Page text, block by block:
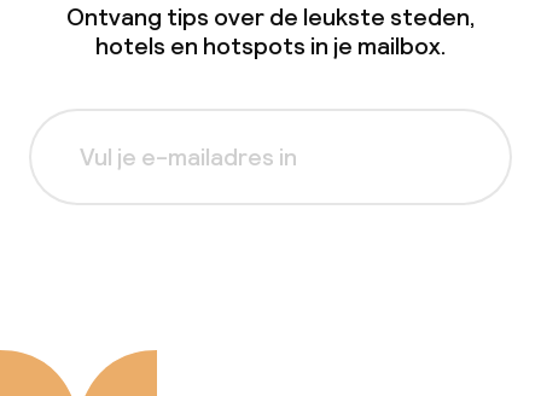
Ontvang tips over de leukste steden,
hotels en hotspots in je mailbox.